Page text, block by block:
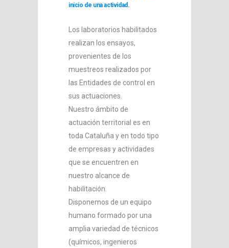
inicio de una actividad.
Los laboratorios habilitados
realizan los ensayos,
provenientes de los
muestreos realizados por
las Entidades de control en
sus actuaciones.
Nuestro ámbito de
actuación territorial es en
toda Cataluña y en todo tipo
de empresas y actividades
que se encuentren en
nuestro alcance de
habilitación.
Disponemos de un equipo
humano formado por una
amplia variedad de técnicos
(químicos, ingenieros